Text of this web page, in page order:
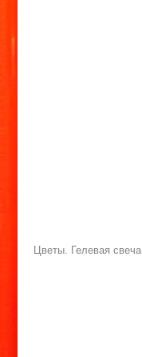
Цветы. Гелевая свеча